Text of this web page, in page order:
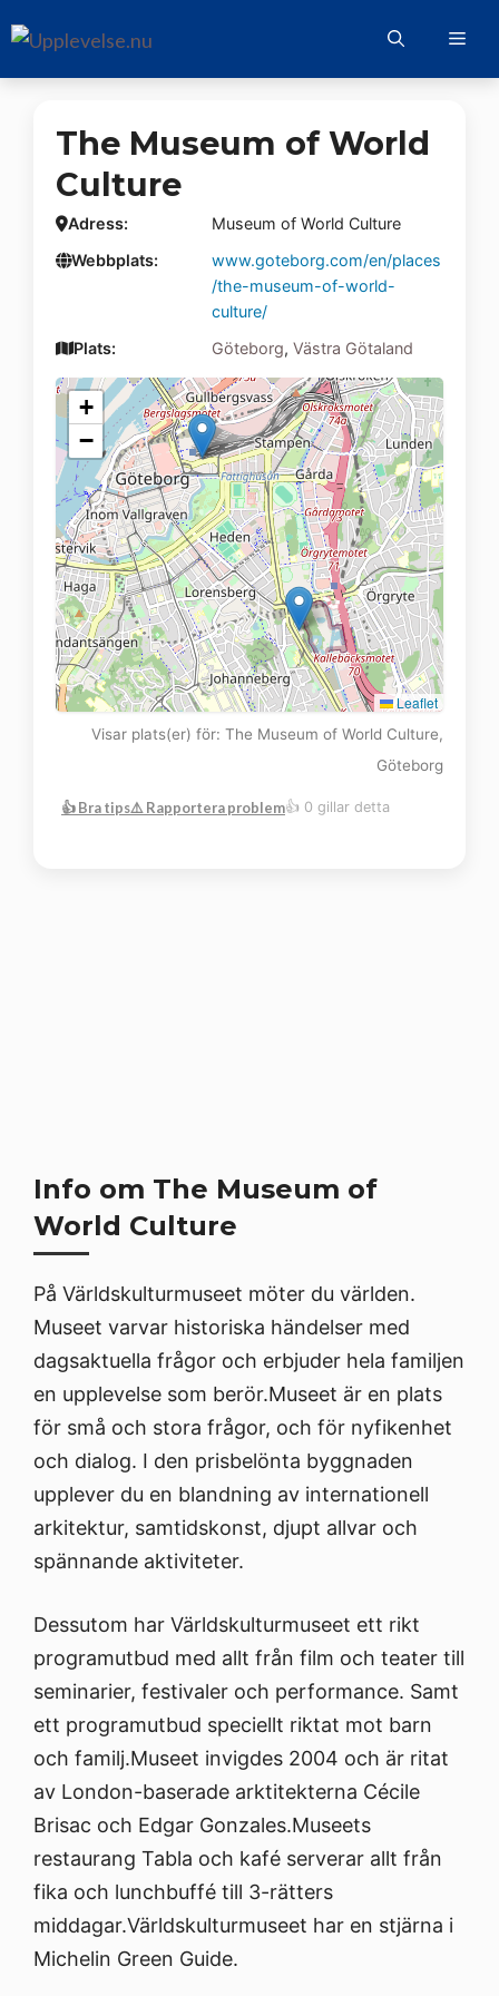
till
innehåll
The Museum of World
Culture
Adress:
Museum of World Culture
Webbplats:
www.goteborg.com/en/places
/the-museum-of-world-
culture/
Plats:
Göteborg, Västra Götaland
+
−
Leaflet
Visar plats(er) för: The Museum of World Culture,
Göteborg
👍 Bra tips⚠️ Rapportera problem👍 0 gillar detta
Info om The Museum of
World Culture
På Världskulturmuseet möter du världen.
Museet varvar historiska händelser med
dagsaktuella frågor och erbjuder hela familjen
en upplevelse som berör.Museet är en plats
för små och stora frågor, och för nyfikenhet
och dialog. I den prisbelönta byggnaden
upplever du en blandning av internationell
arkitektur, samtidskonst, djupt allvar och
spännande aktiviteter.
Dessutom har Världskulturmuseet ett rikt
programutbud med allt från film och teater till
seminarier, festivaler och performance. Samt
ett programutbud speciellt riktat mot barn
och familj.Museet invigdes 2004 och är ritat
av London-baserade arktitekterna Cécile
Brisac och Edgar Gonzales.Museets
restaurang Tabla och kafé serverar allt från
fika och lunchbuffé till 3-rätters
middagar.Världskulturmuseet har en stjärna i
Michelin Green Guide.